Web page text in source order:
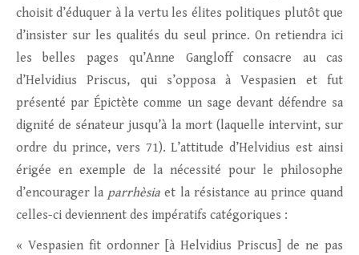
choisit d’éduquer à la vertu les élites politiques plutôt que
d’insister sur les qualités du seul prince. On retiendra ici
les belles pages qu’Anne Gangloff consacre au cas
d’Helvidius Priscus, qui s’opposa à Vespasien et fut
présenté par Épictète comme un sage devant défendre sa
dignité de sénateur jusqu’à la mort (laquelle intervint, sur
ordre du prince, vers 71). L’attitude d’Helvidius est ainsi
érigée en exemple de la nécessité pour le philosophe
d’encourager la parrhèsia et la résistance au prince quand
celles-ci deviennent des impératifs catégoriques :
« Vespasien fit ordonner [à Helvidius Priscus] de ne pas